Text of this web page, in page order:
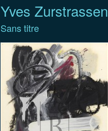
Yves Zurstrassen
Sans titre